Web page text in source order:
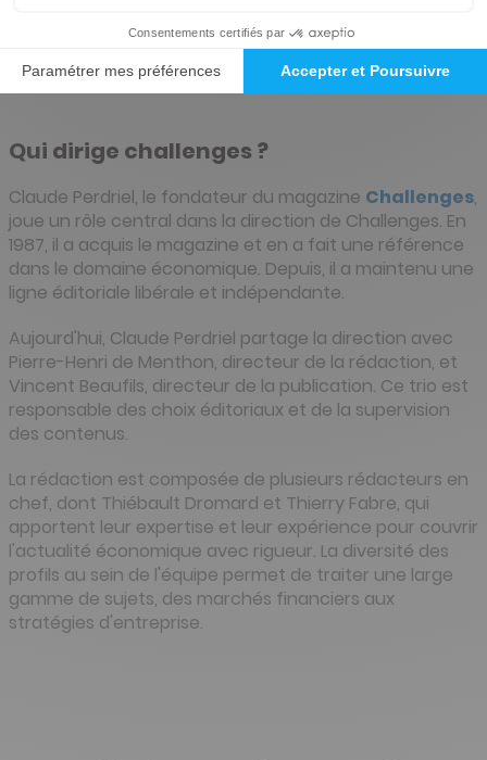
disponible sur le site pour vous aider à résoudre les
Qui dirige challenges ?
Claude Perdriel, le fondateur du magazine Challenges,
joue un rôle central dans la direction de Challenges. En
1987, il a acquis le magazine et en a fait une référence
dans le domaine économique. Depuis, il a maintenu une
ligne éditoriale libérale et indépendante.
Aujourd'hui, Claude Perdriel partage la direction avec
Pierre-Henri de Menthon, directeur de la rédaction, et
Vincent Beaufils, directeur de la publication. Ce trio est
responsable des choix éditoriaux et de la supervision
des contenus.
La rédaction est composée de plusieurs rédacteurs en
chef, dont Thiébault Dromard et Thierry Fabre, qui
apportent leur expertise et leur expérience pour couvrir
l'actualité économique avec rigueur. La diversité des
profils au sein de l'équipe permet de traiter une large
gamme de sujets, des marchés financiers aux
stratégies d'entreprise.